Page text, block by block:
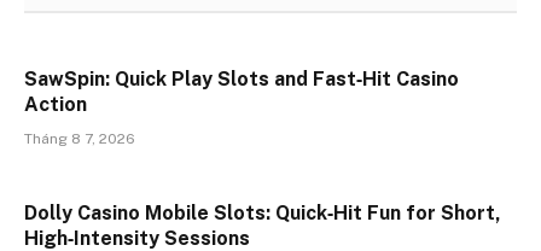
SawSpin: Quick Play Slots and Fast‑Hit Casino
Action
Tháng 8 7, 2026
Dolly Casino Mobile Slots: Quick‑Hit Fun for Short,
High‑Intensity Sessions